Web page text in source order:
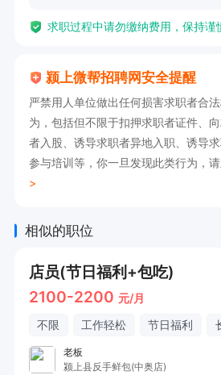
求职过程中请勿缴纳费用，保持谨
颍上微帮招聘网安全提醒
严禁用人单位做出任何损害求职者合
为，包括但不限于扣押求职者证件、
者入股、诱导求职者异地入职、诱导
参与培训等，你一旦发现此类行为，请
>
相似的职位
店员(节日福利+包吃)
2100-2200 元/月
不限 工作轻松 节日福利
老板
颍上县反手鲜包(中奥店)